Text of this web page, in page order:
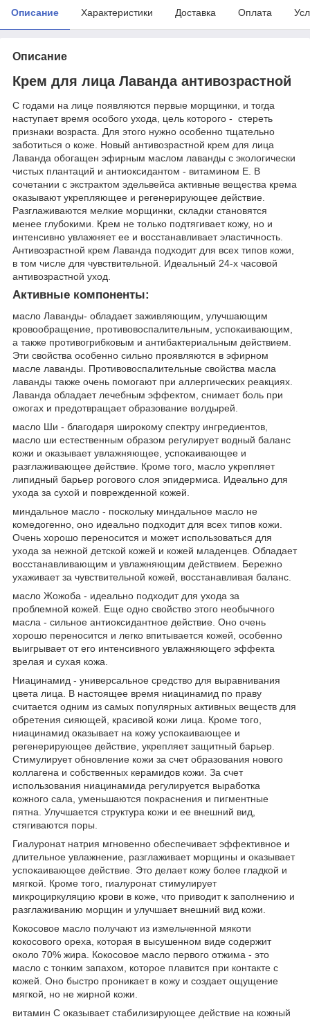
Описание Характеристики Доставка Оплата
Описание
Крем для лица Лаванда антивозрастной
С годами на лице появляются первые морщинки, и тогда
наступает время особого ухода, цель которого - стереть
признаки возраста. Для этого нужно особенно тщательно
заботиться о коже. Новый антивозрастной крем для лица
Лаванда обогащен эфирным маслом лаванды с экологически
чистых плантаций и антиоксидантом - витамином Е. В
сочетании с экстрактом эдельвейса активные вещества крема
оказывают укрепляющее и регенерирующее действие.
Разглаживаются мелкие морщинки, складки становятся
менее глубокими. Крем не только подтягивает кожу, но и
интенсивно увлажняет ее и восстанавливает эластичность.
Антивозрастной крем Лаванда подходит для всех типов кожи,
в том числе для чувствительной. Идеальный 24-х часовой
антивозрастной уход.
Активные компоненты:
масло Лаванды- обладает заживляющим, улучшающим
кровообращение, противовоспалительным, успокаивающим,
а также противогрибковым и антибактериальным действием.
Эти свойства особенно сильно проявляются в эфирном
масле лаванды. Противовоспалительные свойства масла
лаванды также очень помогают при аллергических реакциях.
Лаванда обладает лечебным эффектом, снимает боль при
ожогах и предотвращает образование волдырей.
масло Ши - благодаря широкому спектру ингредиентов,
масло ши естественным образом регулирует водный баланс
кожи и оказывает увлажняющее, успокаивающее и
разглаживающее действие. Кроме того, масло укрепляет
липидный барьер рогового слоя эпидермиса. Идеально для
ухода за сухой и поврежденной кожей.
миндальное масло - поскольку миндальное масло не
комедогенно, оно идеально подходит для всех типов кожи.
Очень хорошо переносится и может использоваться для
ухода за нежной детской кожей и кожей младенцев. Обладает
восстанавливающим и увлажняющим действием. Бережно
ухаживает за чувствительной кожей, восстанавливая баланс.
масло Жожоба - идеально подходит для ухода за
проблемной кожей. Еще одно свойство этого необычного
масла - сильное антиоксидантное действие. Оно очень
хорошо переносится и легко впитывается кожей, особенно
выигрывает от его интенсивного увлажняющего эффекта
зрелая и сухая кожа.
Ниацинамид - универсальное средство для выравнивания
цвета лица. В настоящее время ниацинамид по праву
считается одним из самых популярных активных веществ для
обретения сияющей, красивой кожи лица. Кроме того,
ниацинамид оказывает на кожу успокаивающее и
регенерирующее действие, укрепляет защитный барьер.
Стимулирует обновление кожи за счет образования нового
коллагена и собственных керамидов кожи. За счет
использования ниацинамида регулируется выработка
кожного сала, уменьшаются покраснения и пигментные
пятна. Улучшается структура кожи и ее внешний вид,
стягиваются поры.
Гиалуронат натрия мгновенно обеспечивает эффективное и
длительное увлажнение, разглаживает морщины и оказывает
успокаивающее действие. Это делает кожу более гладкой и
мягкой. Кроме того, гиалуронат стимулирует
микроциркуляцию крови в коже, что приводит к заполнению и
разглаживанию морщин и улучшает внешний вид кожи.
Кокосовое масло получают из измельченной мякоти
кокосового ореха, которая в высушенном виде содержит
около 70% жира. Кокосовое масло первого отжима - это
масло с тонким запахом, которое плавится при контакте с
кожей. Оно быстро проникает в кожу и создает ощущение
мягкой, но не жирной кожи.
витамин С оказывает стабилизирующее действие на кожный